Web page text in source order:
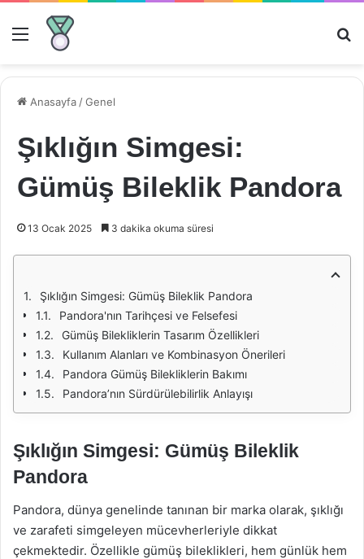
Menü
Anasayfa /Genel
Şıklığın Simgesi:
Gümüş Bileklik Pandora
13 Ocak 2025 3 dakika okuma süresi
Şıklığın Simgesi: Gümüş Bileklik Pandora
Pandora'nın Tarihçesi ve Felsefesi
Gümüş Bilekliklerin Tasarım Özellikleri
Kullanım Alanları ve Kombinasyon Önerileri
Pandora Gümüş Bilekliklerin Bakımı
Pandora’nın Sürdürülebilirlik Anlayışı
Şıklığın Simgesi: Gümüş Bileklik
Pandora
Pandora, dünya genelinde tanınan bir marka olarak, şıklığı
ve zarafeti simgeleyen mücevherleriyle dikkat
çekmektedir. Özellikle gümüş bileklikleri, hem günlük hem